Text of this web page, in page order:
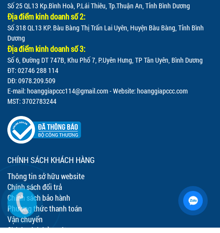
Số 25 QL13 Kp.Bình Hoà, P.Lái Thiêu, Tp.Thuận An, Tỉnh Bình Dương
Địa điểm kinh doanh số 2:
Số 318 QL13 KP. Bàu Bàng Thị Trấn Lai Uyên, Huyện Bàu Bàng, Tỉnh Bình
Dương
Địa điểm kinh doanh số 3:
Số 6, Đường DT 747B, Khu Phố 7, P.Uyên Hưng, TP Tân Uyên, Bình Dương
ĐT: 02746 288 114
DĐ: 0978.209.509
E-mail:hoanggiapccc114@gmail.com- Website: hoanggiapccc.com
MST: 3702783244
CHÍNH SÁCH KHÁCH HÀNG
Thông tin sở hữu website
Chính sách đổi trả
Chính sách bảo hành
Phương thức thanh toán
Vận chuyển
Chính sách bảo mật